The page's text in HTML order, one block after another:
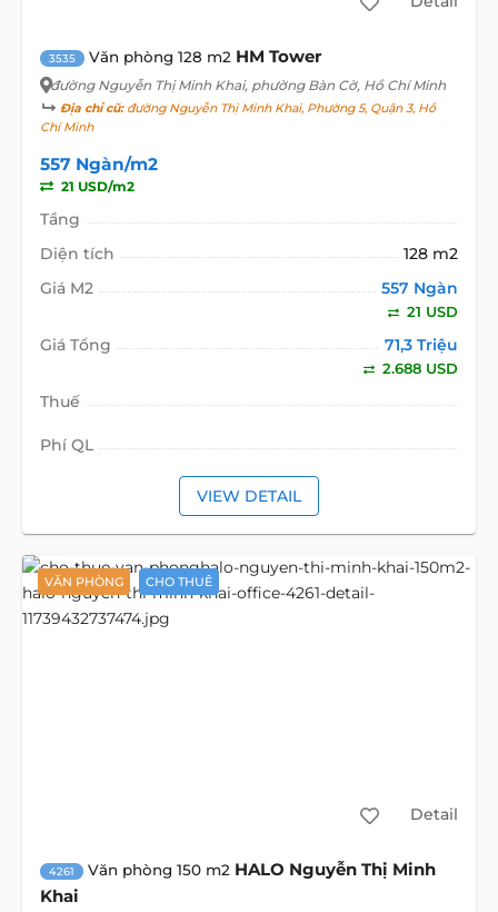
3535 Văn phòng 128 m2 HM Tower
đường Nguyễn Thị Minh Khai, phường Bàn Cờ, Hồ Chí Minh
Địa chỉ cũ:đường Nguyễn Thị Minh Khai, Phường 5, Quận 3, Hồ
Chí Minh
557 Ngàn/m2
21 USD/m2
Tầng
Diện tích
128 m2
Giá M2
557 Ngàn
21 USD
Giá Tổng 71,3 Triệu
2.688 USD
Thuế
Phí QL
VIEW DETAIL
VĂN PHÒNG CHO THUÊ
Detail
4261 Văn phòng 150 m2 HALO Nguyễn Thị Minh
Khai